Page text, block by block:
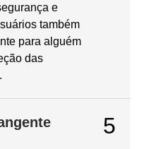
e
também
para alguém
das
5